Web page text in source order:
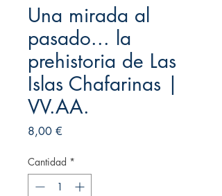
Una mirada al
pasado... la
prehistoria de Las
Islas Chafarinas |
VV.AA.
8,00 €
Cantidad *